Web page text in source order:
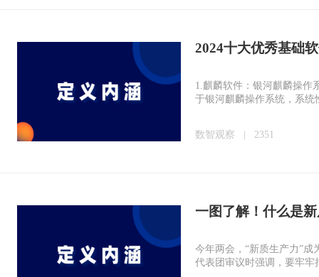
2024十大优秀基础
1.麒麟软件：银河麒麟操作
于银河麒麟操作系统，系
数智观察 | 2351
一图了解！什么是
今年两会，“新质生产力”
代表团审议时强调，要牢